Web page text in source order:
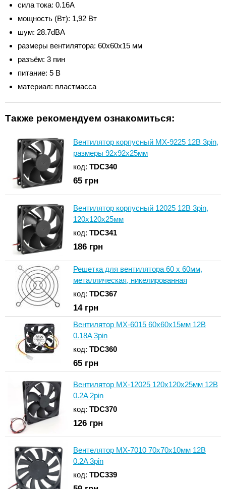
сила тока: 0.16A
мощность (Вт): 1,92 Вт
шум: 28.7dBA
размеры вентилятора: 60x60x15 мм
разъём: 3 пин
питание: 5 В
материал: пластмасса
Также рекомендуем ознакомиться:
Вентилятор корпусный MX-9225 12В 3pin,
размеры 92x92x25мм
код: TDC340
65 грн
Вентилятор корпусный 12025 12В 3pin,
120x120x25мм
код: TDC341
186 грн
Решетка для вентилятора 60 x 60мм,
металлическая, никелированная
код: TDC367
14грн
Вентилятор MX-6015 60x60x15мм 12В
0.18A 3pin
код: TDC360
65 грн
Вентилятор MX-12025 120x120x25мм 12В
0.2A 2pin
код: TDC370
126 грн
Вентелятор MX-7010 70x70x10мм 12В
0.2A 3pin
код: TDC339